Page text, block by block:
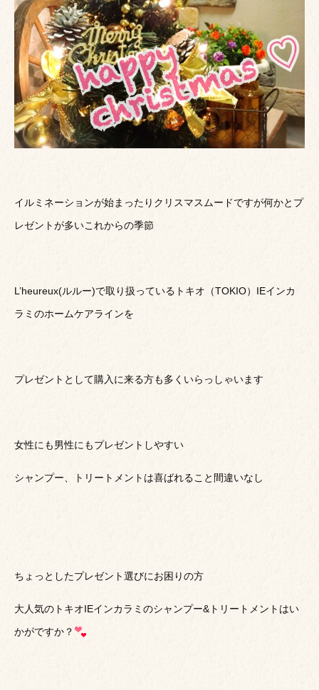
イルミネーションが始まったりクリスマスムードですが何かとプ
レゼントが多いこれからの季節
L’heureux(ルルー)で取り扱っているトキオ（TOKIO）IEインカ
ラミのホームケアラインを
プレゼントとして購入に来る方も多くいらっしゃいます
女性にも男性にもプレゼントしやすい
シャンプー、トリートメントは喜ばれること間違いなし
ちょっとしたプレゼント選びにお困りの方
大人気のトキオIEインカラミのシャンプー&トリートメントはい
かがですか？